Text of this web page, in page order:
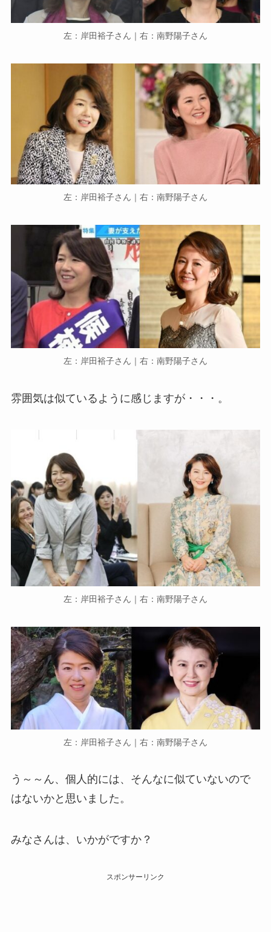
左：岸田裕子さん｜右：南野陽子さん
左：岸田裕子さん｜右：南野陽子さん
左：岸田裕子さん｜右：南野陽子さん
雰囲気は似ているように感じますが・・・。
左：岸田裕子さん｜右：南野陽子さん
左：岸田裕子さん｜右：南野陽子さん
う～～ん、個人的には、そんなに似ていないので
はないかと思いました。
みなさんは、いかがですか？
スポンサーリンク